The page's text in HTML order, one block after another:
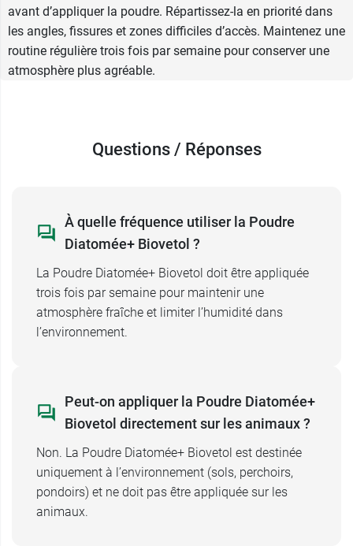
diatomée + Biovetol
Enfin, la poudre de diatomée reste reconnue pour
son action dans l’environnement contre certains
notamment dans les anfractuosités des
l’environnement des animaux.
Biovetol propose également la lotion anti poux
basse cour
Contenance : 200 g.
avant d’appliquer la poudre. Répartissez-la en priorité dans
les angles, fissures et zones difficiles d’accès. Maintenez une
routine régulière trois fois par semaine pour conserver une
atmosphère plus agréable.
Questions / Réponses
À quelle fréquence utiliser la Poudre
Diatomée+ Biovetol ?
La Poudre Diatomée+ Biovetol doit être appliquée
trois fois par semaine pour maintenir une
atmosphère fraîche et limiter l’humidité dans
l’environnement.
Peut-on appliquer la Poudre Diatomée+
Biovetol directement sur les animaux ?
Non. La Poudre Diatomée+ Biovetol est destinée
uniquement à l’environnement (sols, perchoirs,
pondoirs) et ne doit pas être appliquée sur les
animaux.